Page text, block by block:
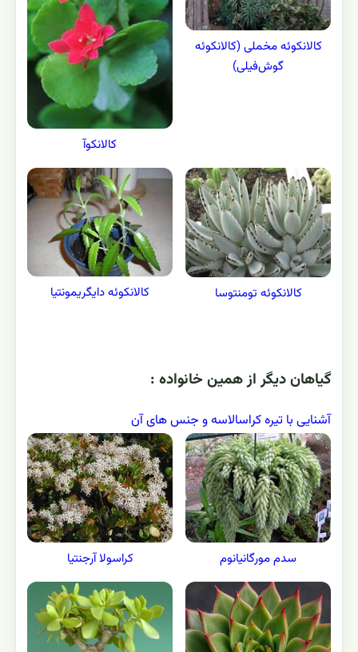
گياهان ديگر از همين جنس :
آشنایی با جنس کالانکوئه و همه گونه های آن
کالانکوئه مخملی (کالانکوئه
گوش‌فیلی)
کالانکوآ